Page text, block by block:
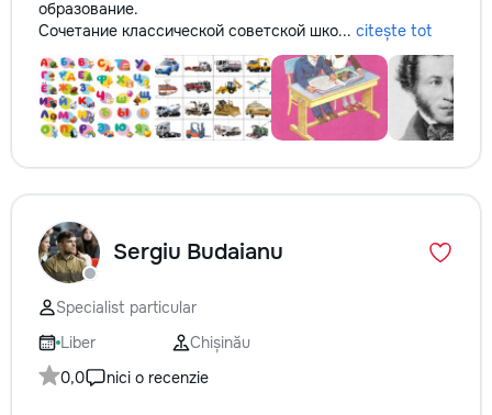
образование.
Сочетание классической советской шко... citește tot
Sergiu Budaianu
Specialist particular
Liber
Chișinău
0,0
nici o recenzie